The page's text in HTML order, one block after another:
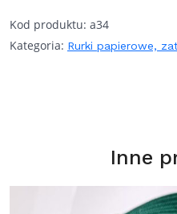
Kod produktu: a34
Kategoria: Rurki papierowe,
Inne